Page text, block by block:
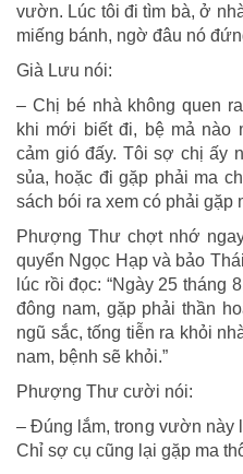
vườn. Lúc tôi đi tìm bà, ở
miếng bánh, ngờ đâu nó
Già Lưu nói:
– Chị bé nhà không quen
khi mới biết đi, bệ mả nào
cảm gió đấy. Tôi sợ chị ấy
sủa, hoặc đi gặp phải ma
sách bói ra xem có phải gặp
Phượng Thư chợt nhớ
quyển Ngọc Hạp và bảo
lúc rồi đọc: “Ngày 25 tháng
đông nam, gặp phải thần
ngũ sắc, tống tiễn ra khỏi
nam, bệnh sẽ khỏi.”
Phượng Thư cười nói:
– Đúng lắm, trong vườn này
Chỉ sợ cụ cũng lại gặp ma